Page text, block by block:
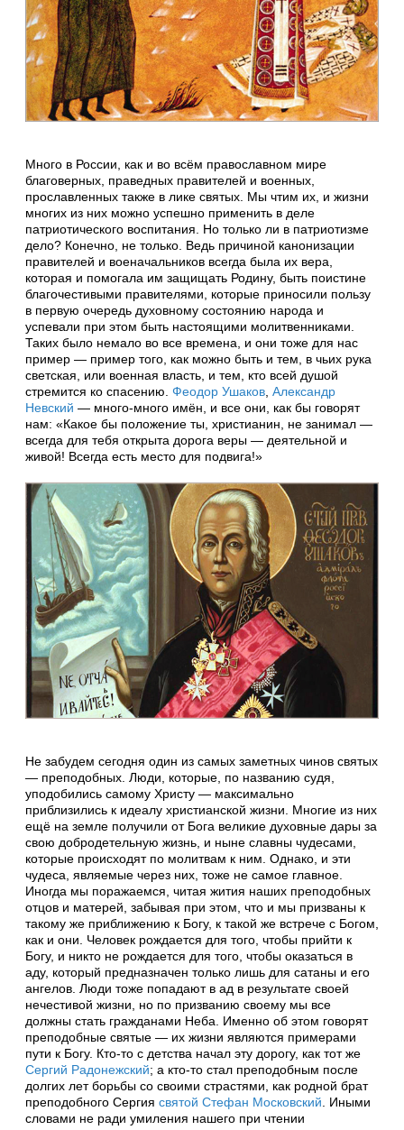
Много в России, как и во всём православном мире
благоверных, праведных правителей и военных,
прославленных также в лике святых. Мы чтим их, и жизни
многих из них можно успешно применить в деле
патриотического воспитания. Но только ли в патриотизме
дело? Конечно, не только. Ведь причиной канонизации
правителей и военачальников всегда была их вера,
которая и помогала им защищать Родину, быть поистине
благочестивыми правителями, которые приносили пользу
в первую очередь духовному состоянию народа и
успевали при этом быть настоящими молитвенниками.
Таких было немало во все времена, и они тоже для нас
пример — пример того, как можно быть и тем, в чьих рука
светская, или военная власть, и тем, кто всей душой
стремится ко спасению. Феодор Ушаков, Александр
Невский — много-много имён, и все они, как бы говорят
нам: «Какое бы положение ты, христианин, не занимал —
всегда для тебя открыта дорога веры — деятельной и
живой! Всегда есть место для подвига!»
Не забудем сегодня один из самых заметных чинов святых
— преподобных. Люди, которые, по названию судя,
уподобились самому Христу — максимально
приблизились к идеалу христианской жизни. Многие из них
ещё на земле получили от Бога великие духовные дары за
свою добродетельную жизнь, и ныне славны чудесами,
которые происходят по молитвам к ним. Однако, и эти
чудеса, являемые через них, тоже не самое главное.
Иногда мы поражаемся, читая жития наших преподобных
отцов и матерей, забывая при этом, что и мы призваны к
такому же приближению к Богу, к такой же встрече с Богом,
как и они. Человек рождается для того, чтобы прийти к
Богу, и никто не рождается для того, чтобы оказаться в
аду, который предназначен только лишь для сатаны и его
ангелов. Люди тоже попадают в ад в результате своей
нечестивой жизни, но по призванию своему мы все
должны стать гражданами Неба. Именно об этом говорят
преподобные святые — их жизни являются примерами
пути к Богу. Кто-то с детства начал эту дорогу, как тот же
Сергий Радонежский; а кто-то стал преподобным после
долгих лет борьбы со своими страстями, как родной брат
преподобного Сергия святой Стефан Московский . Иными
словами не ради умиления нашего при чтении